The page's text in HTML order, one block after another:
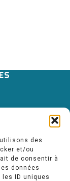
des
et/ou
de consentir à
données
ID uniques